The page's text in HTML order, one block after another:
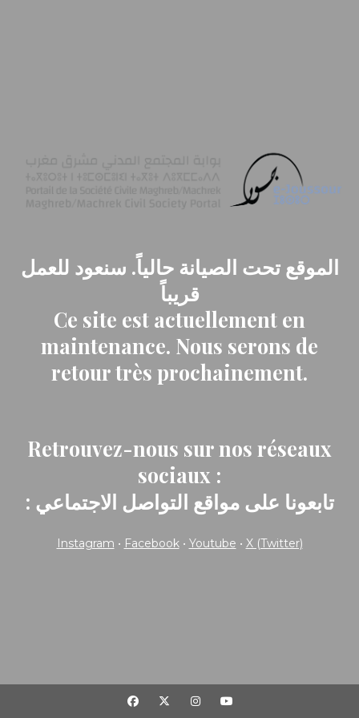
الموقع تحت الصيانة حالياً. سنعود للعمل
قريباً
Ce site est actuellement en
maintenance. Nous serons de
retour très prochainement.
Retrouvez-nous sur nos réseaux
sociaux :
: تابعونا على مواقع التواصل الاجتماعي
Instagram • Facebook• Youtube • X (Twitter)